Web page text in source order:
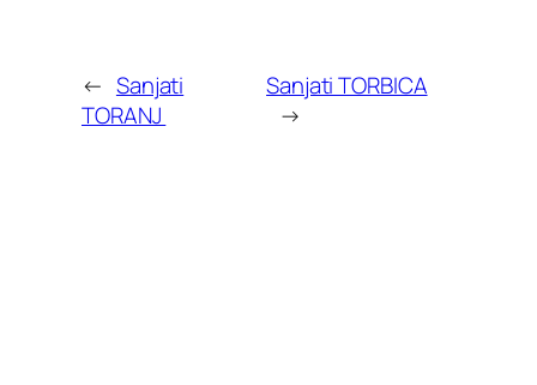
← Sanjati
TORANJ
Sanjati TORBICA
→